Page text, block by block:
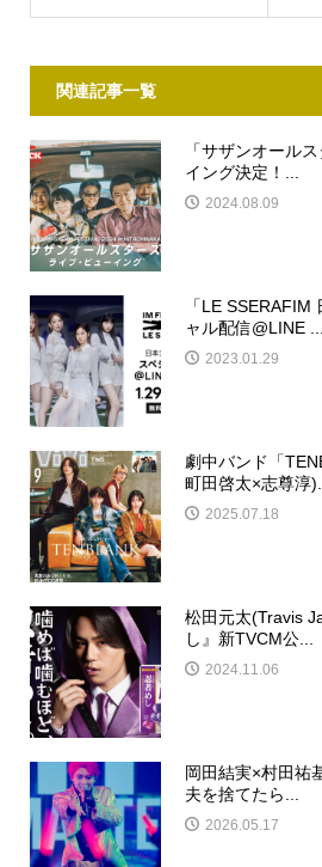
関連記事一覧
「サザンオール
イング決定！...
2024.08.09
「LE
ャル配信@LINE ...
2023.01.29
劇中バンド「
町田啓太×志尊淳)...
2025.07.18
松田元太(Travis
し』新TVCM公...
2024.11.06
岡田結実×村田
夫を捨てたら...
2026.05.17